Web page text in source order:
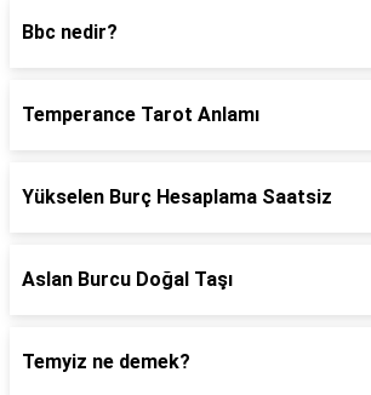
Bbc nedir?
Temperance Tarot Anlamı
Yükselen Burç Hesaplama Saatsiz
Aslan Burcu Doğal Taşı
Temyiz ne demek?